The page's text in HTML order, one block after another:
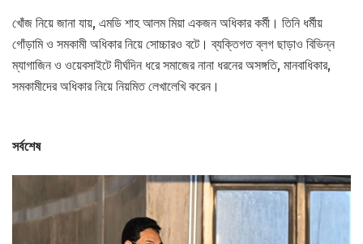
খোঁজ নিয়ে জানা যায়, এমডি শাহ আলম মিয়া একজন অধিকার কর্মী। তিনি ধর্মীয়
গোঁড়ামি ও সমকামী অধিকার নিয়ে সোচ্চারও বটে। ব্যক্তিগত ব্লগ ছাড়াও বিভিন্ন
ম্যাগাজিন ও ওয়েবসাইটে দীর্ঘদিন ধরে সমাজের নানা ধরনের অসঙ্গতি, মানবাধিকার,
সমকামীদের অধিকার নিয়ে নিয়মিত লেখালেখি করেন।
সর্বশেষ